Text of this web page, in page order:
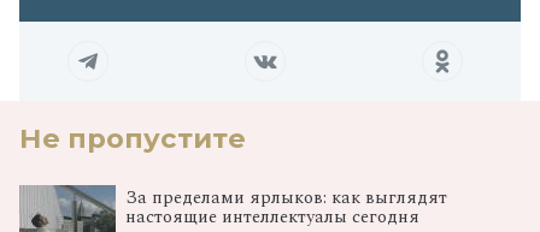
Не пропустите
За пределами ярлыков: как выглядят
настоящие интеллектуалы сегодня